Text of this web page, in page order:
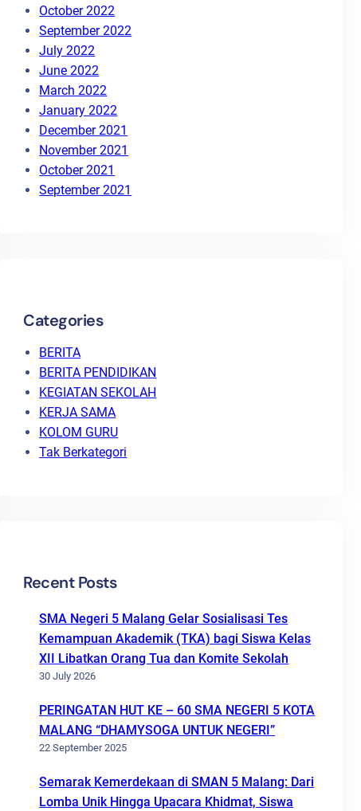
October 2022
September 2022
July 2022
June 2022
March 2022
January 2022
December 2021
November 2021
October 2021
September 2021
Categories
BERITA
BERITA PENDIDIKAN
KEGIATAN SEKOLAH
KERJA SAMA
KOLOM GURU
Tak Berkategori
Recent Posts
SMA Negeri 5 Malang Gelar Sosialisasi Tes
Kemampuan Akademik (TKA) bagi Siswa Kelas
XII Libatkan Orang Tua dan Komite Sekolah
30 July 2026
PERINGATAN HUT KE – 60 SMA NEGERI 5 KOTA
MALANG “DHAMYSOGA UNTUK NEGERI”
22 September 2025
Semarak Kemerdekaan di SMAN 5 Malang: Dari
Lomba Unik Hingga Upacara Khidmat, Siswa